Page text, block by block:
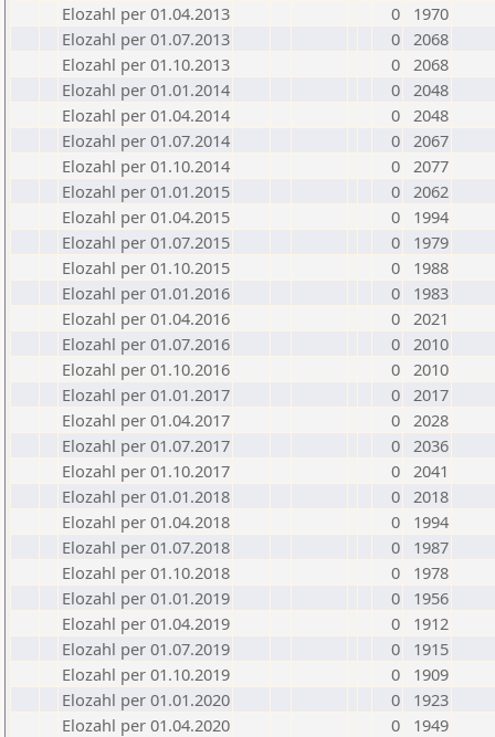
Elozahl per 01.04.2013
0
1970
Elozahl per 01.07.2013
0 2068
Elozahl per 01.10.2013
0 2068
Elozahl per 01.01.2014
0 2048
Elozahl per 01.04.2014
0 2048
Elozahl per 01.07.2014
0 2067
Elozahl per 01.10.2014
0 2077
Elozahl per 01.01.2015
0 2062
Elozahl per 01.04.2015
0
1994
Elozahl per 01.07.2015
0
1979
Elozahl per 01.10.2015
0
1988
Elozahl per 01.01.2016
0
1983
Elozahl per 01.04.2016
0 2021
Elozahl per 01.07.2016
0 2010
Elozahl per 01.10.2016
0 2010
Elozahl per 01.01.2017
0 2017
Elozahl per 01.04.2017
0 2028
Elozahl per 01.07.2017
0 2036
Elozahl per 01.10.2017
0 2041
Elozahl per 01.01.2018
0 2018
Elozahl per 01.04.2018
0
1994
Elozahl per 01.07.2018
0
1987
Elozahl per 01.10.2018
0
1978
Elozahl per 01.01.2019
0
1956
Elozahl per 01.04.2019
0
1912
Elozahl per 01.07.2019
0
1915
Elozahl per 01.10.2019
0
1909
Elozahl per 01.01.2020
0
1923
Elozahl per 01.04.2020
0
1949